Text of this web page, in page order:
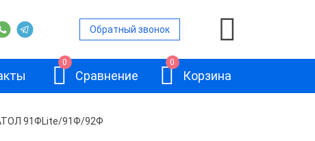
Обратный звонок
0
Сравнение
0
Корзина
АТОЛ 91ФLite/91Ф/92Ф